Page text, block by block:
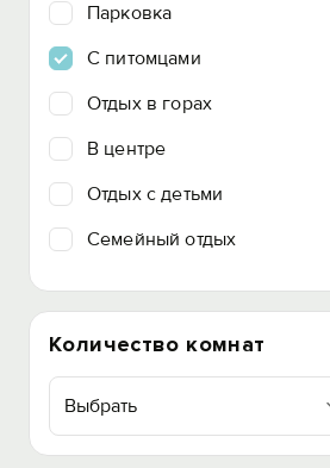
Парковка
C питомцами
Отдых в горах
В центре
Отдых с детьми
Семейный отдых
Количество комнат
Выбрать